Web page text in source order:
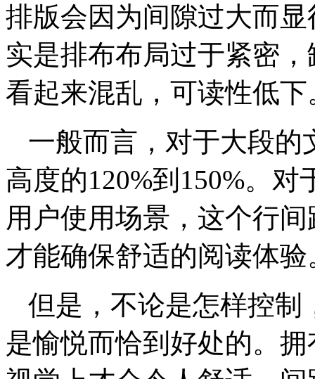
排版会因为间隙过大而
实是排布布局过于紧密
看起来混乱，可读性低下
一般而言，对于大段的
高度的120%到150%。
用户使用场景，这个行
才能确保舒适的阅读体验
但是，不论是怎样控制
是愉悦而恰到好处的。